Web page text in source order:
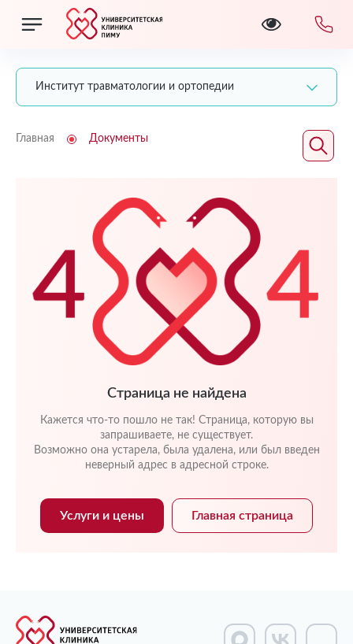
Институт травматологии и ортопедии
Главная Документы
Страница не найдена
Кажется что-то пошло не так! Страница, которую вы
запрашиваете, не существует.
Возможно она устарела, была удалена, или был введен
неверный адрес в адресной строке.
Услуги и цены Главная страница